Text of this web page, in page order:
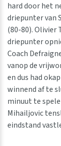
hard door het
driepunter van
(80-80).
driepunter
Coach
vanop de
en dus had
winnend af te
minuut te
Mihailjovic
eindstand